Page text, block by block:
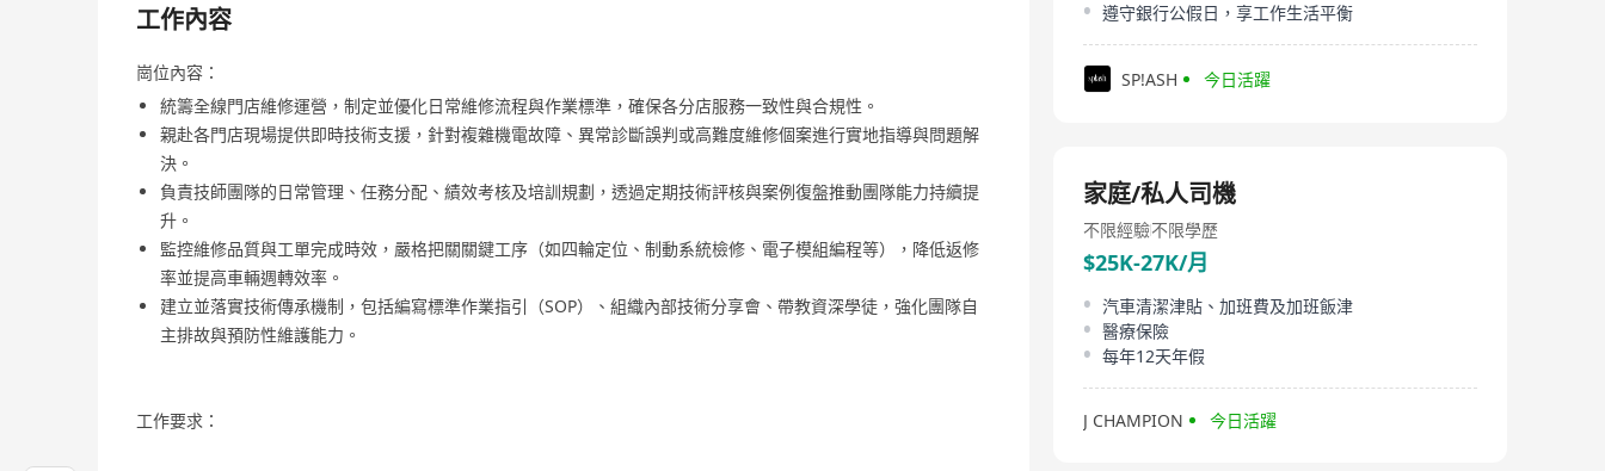
工作內容
崗位內容：
統籌全線門店維修運營，制定並優化日常維修流程與作業標準，確保各分店服務一致性與合規性。
親赴各門店現場提供即時技術支援，針對複雜機電故障、異常診斷誤判或高難度維修個案進行實地指導與問題解
決。
負責技師團隊的日常管理、任務分配、績效考核及培訓規劃，透過定期技術評核與案例復盤推動團隊能力持續提
升。
監控維修品質與工單完成時效，嚴格把關關鍵工序（如四輪定位、制動系統檢修、電子模組編程等），降低返修
率並提高車輛週轉效率。
建立並落實技術傳承機制，包括編寫標準作業指引（SOP）、組織內部技術分享會、帶教資深學徒，強化團隊自
主排故與預防性維護能力。
工作要求：
遵守銀行公假日，享工作生活平衡
SP!ASH 今日活躍
家庭/私人司機
不限經驗不限學歷
$25K-27K/月
汽車清潔津貼、加班費及加班飯津
醫療保險
每年12天年假
J CHAMPION 今日活躍